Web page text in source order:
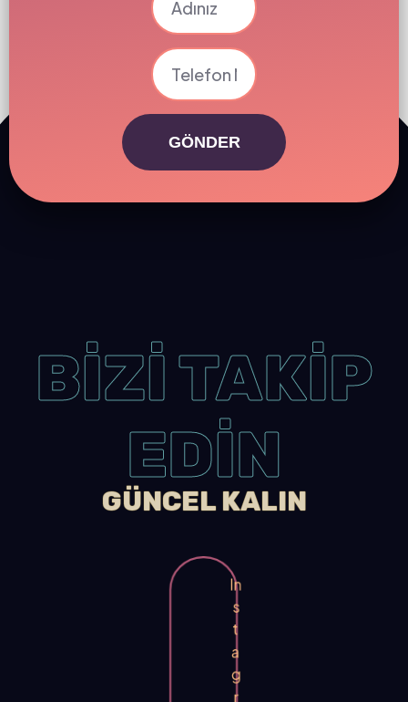
GÖNDER
BİZİ TAKİP
EDİN
GÜNCEL KALIN
In
s
t
a
g
r